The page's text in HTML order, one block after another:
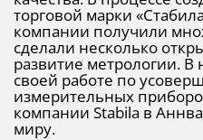
торговой марки
компании получили
сделали несколько
развитие метрологии. В
своей работе по
измерительных
компании Stabila в
миру.